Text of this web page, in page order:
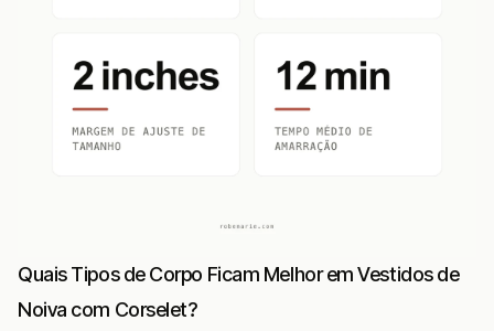
Quais Tipos de Corpo Ficam Melhor em Vestidos de
Noiva com Corselet?